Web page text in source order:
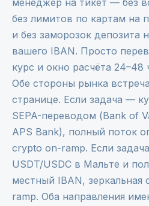
менеджер на тикет — без
без лимитов по картам на
и без заморозок депозита
вашего IBAN. Просто
курс и окно расчёта 24–48
Обе стороны рынка
странице. Если задача —
SEPA-переводом (Bank of
APS Bank), полный поток
crypto on-ramp. Если
USDT/USDC в Мальте и
местный IBAN, зеркальная
ramp. Оба направления